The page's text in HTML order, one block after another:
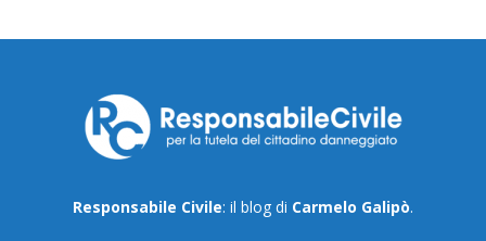
Responsabile Civile: il blog di Carmelo Galipò.